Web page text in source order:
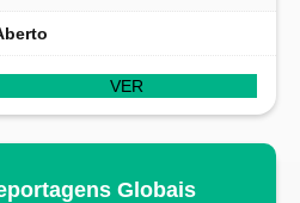
VER
Globais